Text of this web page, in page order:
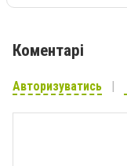
Коментарі
Авторизуватись